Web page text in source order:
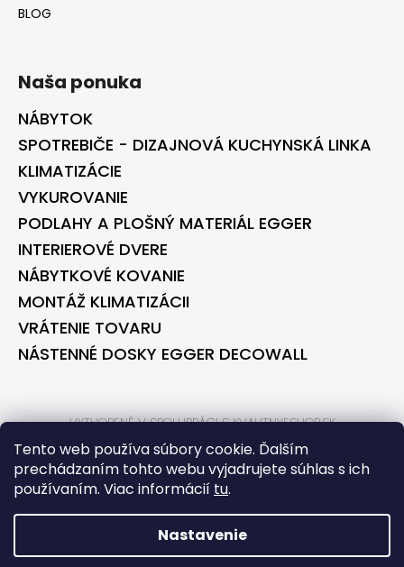
Tento web používa súbory cookie. Ďalším
prechádzaním tohto webu vyjadrujete súhlas s ich
používaním. Viac informácií tu.
Nastavenie
BLOG
Naša ponuka
NÁBYTOK
SPOTREBIČE - DIZAJNOVÁ KUCHYNSKÁ LINKA
KLIMATIZÁCIE
VYKUROVANIE
PODLAHY A PLOŠNÝ MATERIÁL EGGER
INTERIEROVÉ DVERE
NÁBYTKOVÉ KOVANIE
MONTÁŽ KLIMATIZÁCII
VRÁTENIE TOVARU
NÁSTENNÉ DOSKY EGGER DECOWALL
VYTVORENÉ V SPOLUPRÁCI S KVALITNYESHOP.SK
VYTVORENÉ V SPOLUPRÁCI S BONTEC.SK
VYTVORIL SHOPTET
BONTECSHOP. VŠETKY PRÁVA VYHRADENÉ.